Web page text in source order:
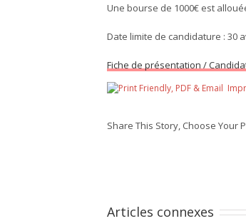
Une bourse de 1000€ est
Date limite de candidature : 30
Fiche de présentation /
Share This Story, Choose Your
Articles connexes